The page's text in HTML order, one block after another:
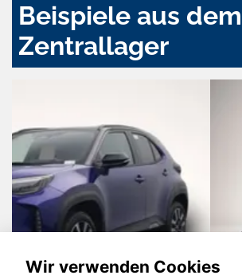
Beispiele aus dem
Zentrallager
Wir verwenden Cookies